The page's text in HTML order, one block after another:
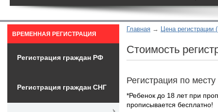
Главная Цена регистрации
Стоимость
Регистрация по
*Ребенок до 18 лет при
прописывается бесплатно!
ВРЕМЕННАЯ РЕГИСТРАЦИЯ
Регистрация граждан РФ
Регистрация граждан СНГ